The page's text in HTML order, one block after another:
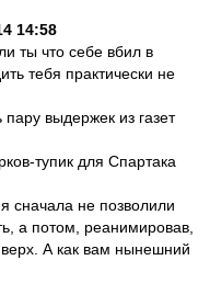
14:58
ты что себе вбил в
тебя практически не
выдержек из газет
тупик для Спартака
сначала не позволили
а потом, реанимировав,
А как вам нынешний